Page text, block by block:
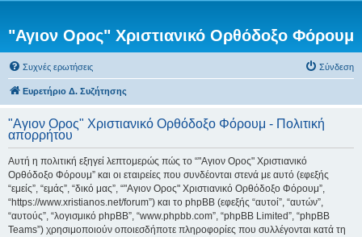
"Αγιον Ορος" Χριστιανικό Ορθόδοξο Φόρουμ
Συχνές ερωτήσεις Σύνδεση
Ευρετήριο Δ. Συζήτησης
"Αγιον Ορος" Χριστιανικό Ορθόδοξο Φόρουμ - Πολιτική
απορρήτου
Αυτή η πολιτική εξηγεί λεπτομερώς πώς το “"Αγιον Ορος" Χριστιανικό
Ορθόδοξο Φόρουμ” και οι εταιρείες που συνδέονται στενά με αυτό (εφεξής
“εμείς”, “εμάς”, “δικό μας”, “"Αγιον Ορος" Χριστιανικό Ορθόδοξο Φόρουμ”,
“https://www.xristianos.net/forum”) και το phpBB (εφεξής “αυτοί”, “αυτών”,
“αυτούς”, “λογισμικό phpBB”, “www.phpbb.com”, “phpBB Limited”, “phpBB
Teams”) χρησιμοποιούν οποιεσδήποτε πληροφορίες που συλλέγονται κατά τη